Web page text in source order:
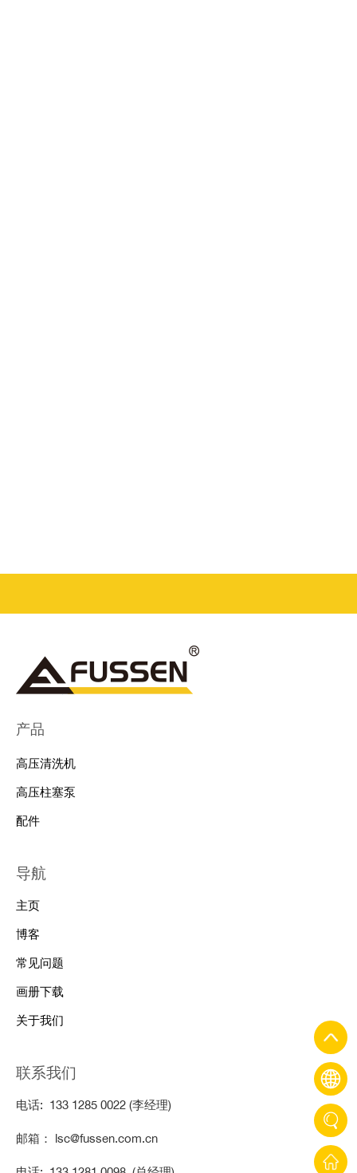
产品
高压清洗机
高压柱塞泵
配件
导航
主页
博客
常见问题
画册下载
关于我们
联系我们
电话: 133 1285 0022 (李经理)
邮箱： lsc@fussen.com.cn